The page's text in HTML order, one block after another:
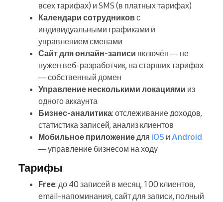
всех тарифах) и SMS (в платных тарифах)
Календари сотрудниковс
индивидуальными графиками и
управлением сменами
Сайт для онлайн-записи включён — не
нужен веб-разработчик, на старших тарифах
— собственный домен
Управление несколькими локациями из
одного аккаунта
Бизнес-аналитика: отслеживание доходов,
статистика записей, анализ клиентов
Мобильное приложениедля iOS и Android
— управление бизнесом на ходу
Тарифы
Free: до 40 записей в месяц, 100 клиентов,
email-напоминания, сайт для записи, полный